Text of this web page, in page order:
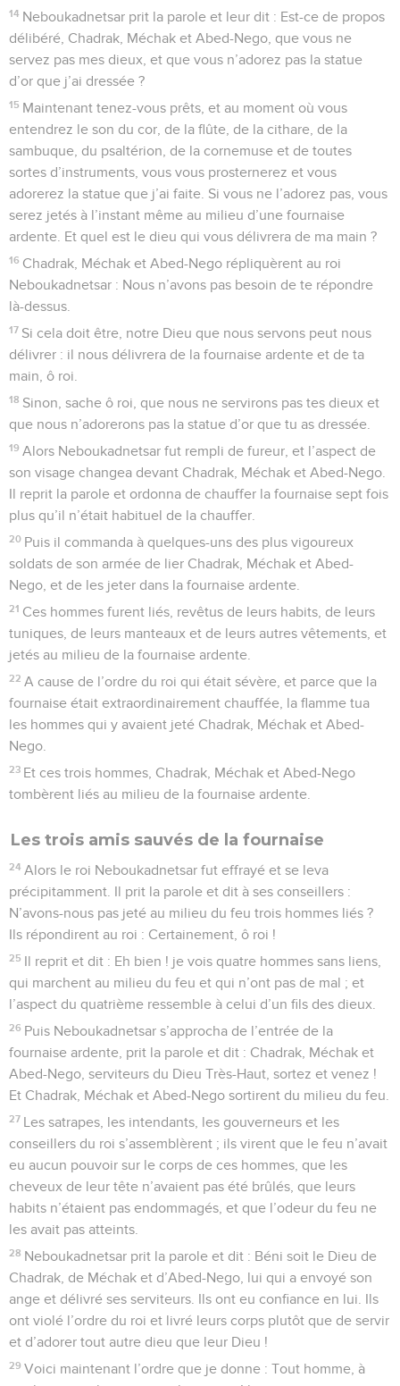
14 Neboukadnetsar prit la parole et leur dit : Est-ce de propos
délibéré, Chadrak, Méchak et Abed-Nego, que vous ne
servez pas mes dieux, et que vous n’adorez pas la statue
d’or que j’ai dressée ?
15 Maintenant tenez-vous prêts, et au moment où vous
entendrez le son du cor, de la flûte, de la cithare, de la
sambuque, du psaltérion, de la cornemuse et de toutes
sortes d’instruments, vous vous prosternerez et vous
adorerez la statue que j’ai faite. Si vous ne l’adorez pas, vous
serez jetés à l’instant même au milieu d’une fournaise
ardente. Et quel est le dieu qui vous délivrera de ma main ?
16 Chadrak, Méchak et Abed-Nego répliquèrent au roi
Neboukadnetsar : Nous n’avons pas besoin de te répondre
là-dessus.
17 Si cela doit être, notre Dieu que nous servons peut nous
délivrer : il nous délivrera de la fournaise ardente et de ta
main, ô roi.
18 Sinon, sache ô roi, que nous ne servirons pas tes dieux et
que nous n’adorerons pas la statue d’or que tu as dressée.
19 Alors Neboukadnetsar fut rempli de fureur, et l’aspect de
son visage changea devant Chadrak, Méchak et Abed-Nego.
Il reprit la parole et ordonna de chauffer la fournaise sept fois
plus qu’il n’était habituel de la chauffer.
20 Puis il commanda à quelques-uns des plus vigoureux
soldats de son armée de lier Chadrak, Méchak et Abed-
Nego, et de les jeter dans la fournaise ardente.
21 Ces hommes furent liés, revêtus de leurs habits, de leurs
tuniques, de leurs manteaux et de leurs autres vêtements, et
jetés au milieu de la fournaise ardente.
22 A cause de l’ordre du roi qui était sévère, et parce que la
fournaise était extraordinairement chauffée, la flamme tua
les hommes qui y avaient jeté Chadrak, Méchak et Abed-
Nego.
23 Et ces trois hommes, Chadrak, Méchak et Abed-Nego
tombèrent liés au milieu de la fournaise ardente.
Les trois amis sauvés de la fournaise
24 Alors le roi Neboukadnetsar fut effrayé et se leva
précipitamment. Il prit la parole et dit à ses conseillers :
N’avons-nous pas jeté au milieu du feu trois hommes liés ?
Ils répondirent au roi : Certainement, ô roi !
25 Il reprit et dit : Eh bien ! je vois quatre hommes sans liens,
qui marchent au milieu du feu et qui n’ont pas de mal ; et
l’aspect du quatrième ressemble à celui d’un fils des dieux.
26 Puis Neboukadnetsar s’approcha de l’entrée de la
fournaise ardente, prit la parole et dit : Chadrak, Méchak et
Abed-Nego, serviteurs du Dieu Très-Haut, sortez et venez !
Et Chadrak, Méchak et Abed-Nego sortirent du milieu du feu.
27 Les satrapes, les intendants, les gouverneurs et les
conseillers du roi s’assemblèrent ; ils virent que le feu n’avait
eu aucun pouvoir sur le corps de ces hommes, que les
cheveux de leur tête n’avaient pas été brûlés, que leurs
habits n’étaient pas endommagés, et que l’odeur du feu ne
les avait pas atteints.
28 Neboukadnetsar prit la parole et dit : Béni soit le Dieu de
Chadrak, de Méchak et d’Abed-Nego, lui qui a envoyé son
ange et délivré ses serviteurs. Ils ont eu confiance en lui. Ils
ont violé l’ordre du roi et livré leurs corps plutôt que de servir
et d’adorer tout autre dieu que leur Dieu !
29 Voici maintenant l’ordre que je donne : Tout homme, à